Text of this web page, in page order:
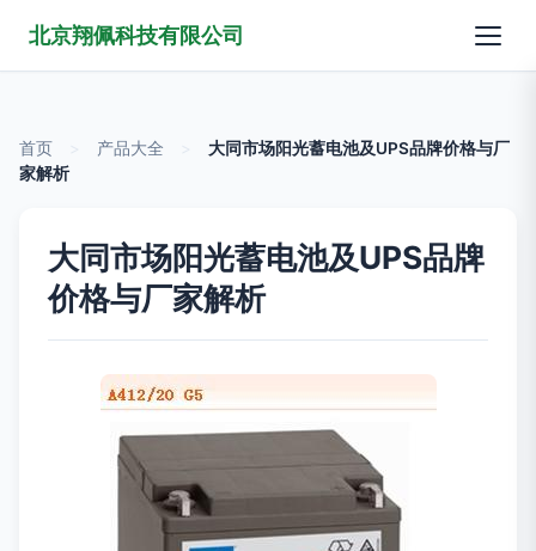
北京翔佩科技有限公司
首页 产品大全
大同市场阳光蓄电池及UPS品牌价格与厂
家解析
大同市场阳光蓄电池及UPS品牌
价格与厂家解析